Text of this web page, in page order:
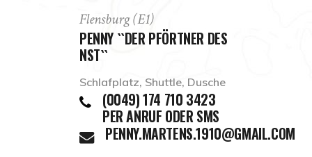
Flensburg (E1)
PENNY ``DER PFÖRTNER DES
NST``
Schlafplatz, Shuttle, Dusche
(0049) 174 710 3423
PER ANRUF ODER SMS
PENNY.MARTENS.1910@GMAIL.COM